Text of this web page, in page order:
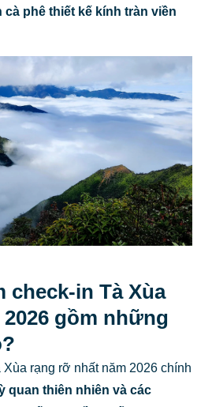
cà phê thiết kế kính tràn viền
check-in Tà Xùa
gồm những
rạng rỡ nhất năm 2026 chính
quan thiên nhiên và các